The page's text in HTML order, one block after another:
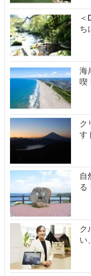
ち
海
喫
ク
す
自
る
ク
い